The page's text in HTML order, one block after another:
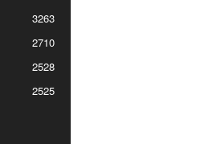
3263
2710
2528
2525